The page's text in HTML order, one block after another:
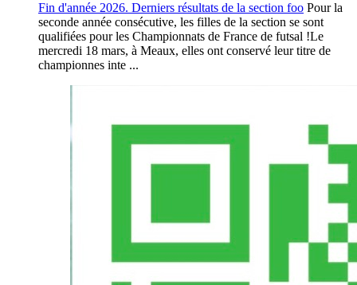
Fin d'année 2026. Derniers résultats de la section foo Pour la
seconde année consécutive, les filles de la section se sont
qualifiées pour les Championnats de France de futsal !Le
mercredi 18 mars, à Meaux, elles ont conservé leur titre de
championnes inte ...